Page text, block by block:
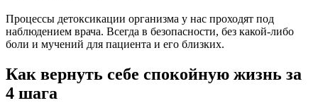
Процессы детоксикации организма у нас проходят под
наблюдением врача. Всегда в безопасности, без какой-либо
боли и мучений для пациента и его близких.
Как вернуть себе спокойную жизнь за
4 шага